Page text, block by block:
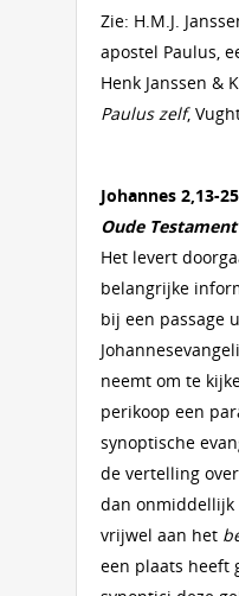
Zie: H.M.J.
apostel Paulus,
Henk Janssen &
Paulus zelf,
Johannes 2,13-
Oude Testament
Het levert
belangrijke
bij een passage
neemt om te
perikoop een
synoptische
de vertelling
dan onmiddellijk
vrijwel aan het
een plaats heeft